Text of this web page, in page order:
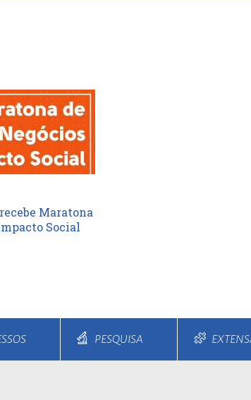
Maratona
Social
PESQUISA